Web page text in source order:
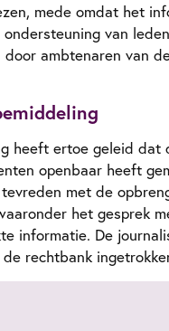
mede omdat het
van
door ambtenaren van
heeft ertoe geleid dat
openbaar heeft
met de
het gesprek
informatie. De
rechtbank